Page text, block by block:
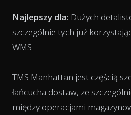
Najlepszy dla: Dużych
szczególnie tych już
WMS
TMS Manhattan jest częścią
łańcucha dostaw, ze
między operacjami